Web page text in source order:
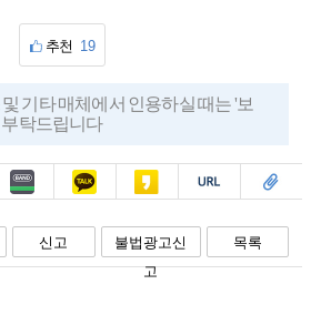
추천 19
기타 매체에서 인용하실 때는 '보
탁드립니다
밴드 카톡 카스 복사 스크랩
신고
불법광고신
고
목록